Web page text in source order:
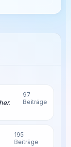
97
Beiträge
195
Beiträge